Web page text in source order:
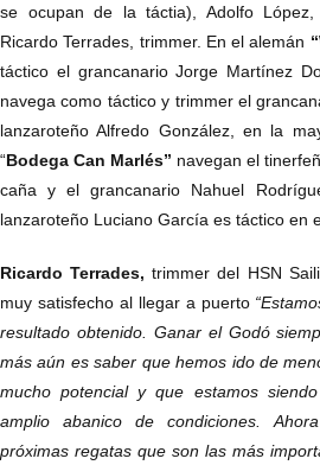
se ocupan de la táctia), Adolfo
Ricardo Terrades, trimmer. En el alemán
táctico el grancanario Jorge Martínez
navega como táctico y trimmer el
lanzaroteño Alfredo González, en la
“Bodega Can Marlés” navegan el
caña y el grancanario Nahuel
lanzaroteño Luciano García es táctico en
Ricardo Terrades, trimmer del HSN
muy satisfecho al llegar a puerto
resultado obtenido. Ganar el Godó
más aún es saber que hemos ido de
mucho potencial y que estamos
amplio abanico de condiciones.
próximas regatas que son las más